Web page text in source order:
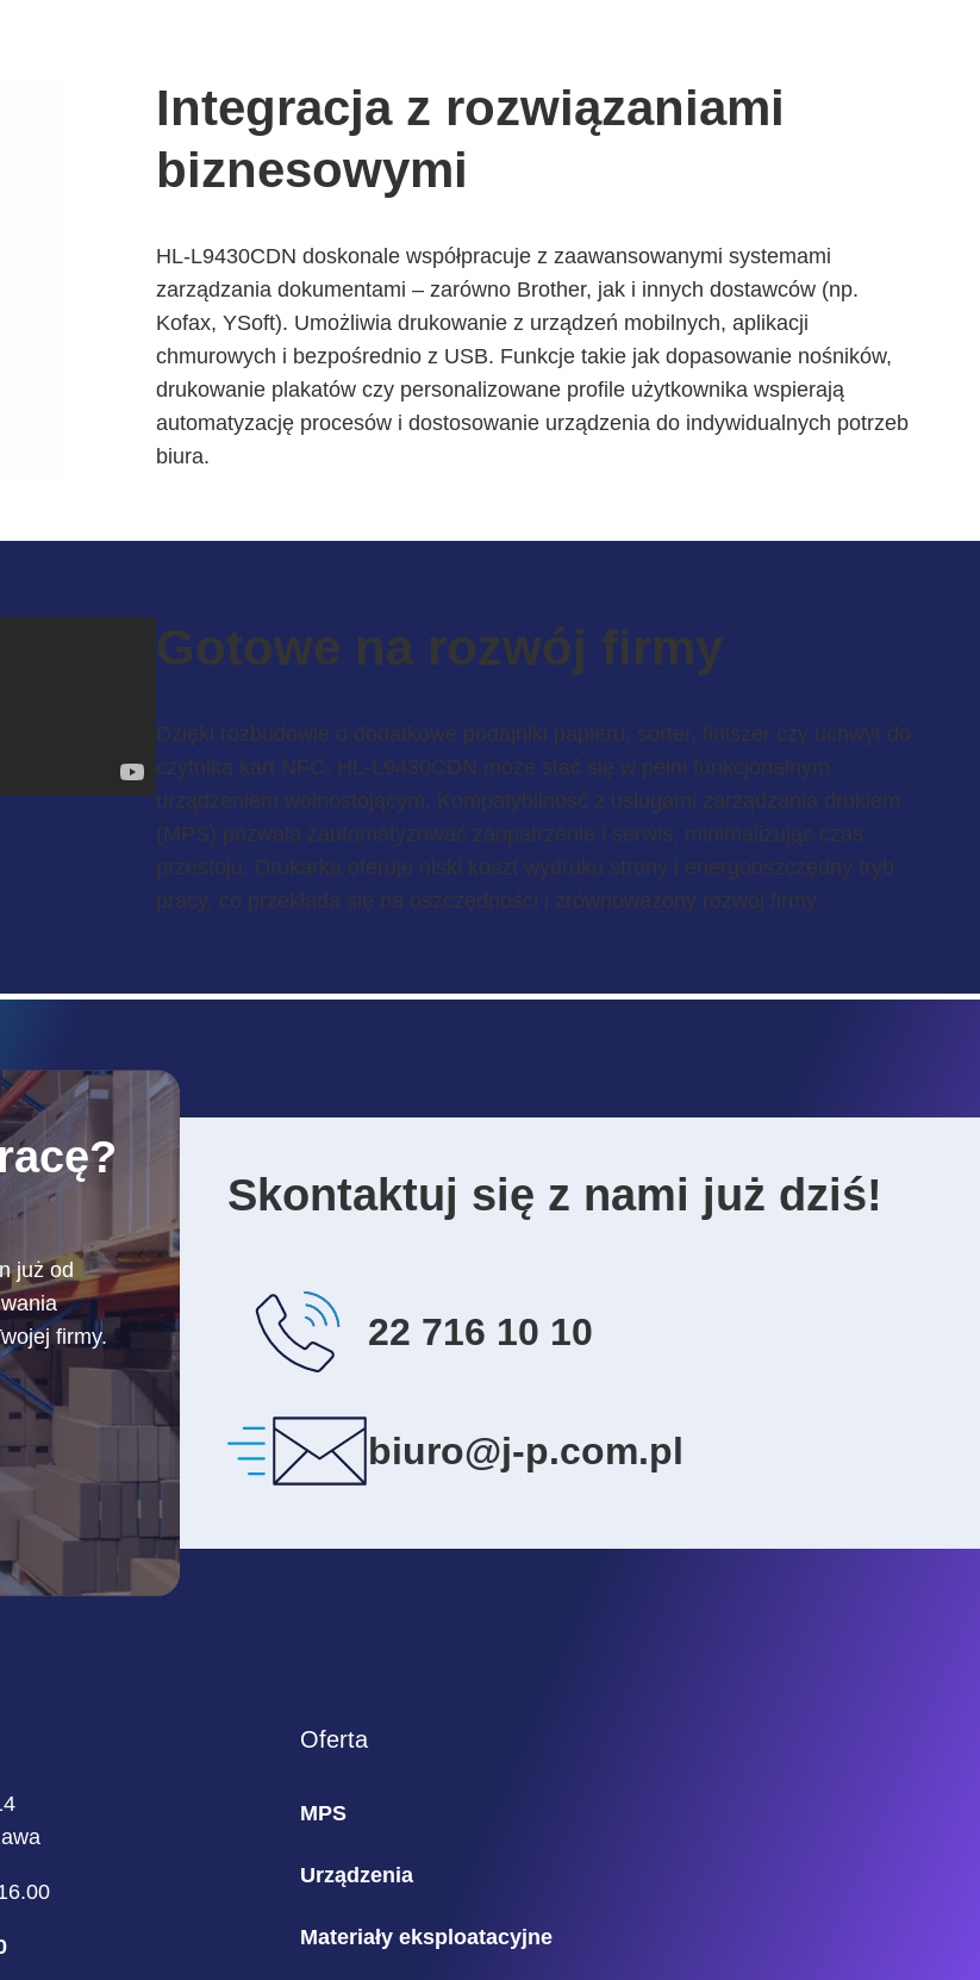
Integracja z rozwiązaniami
biznesowymi
HL-L9430CDN doskonale współpracuje z zaawansowanymi systemami
zarządzania dokumentami – zarówno Brother, jak i innych dostawców (np.
Kofax, YSoft). Umożliwia drukowanie z urządzeń mobilnych, aplikacji
chmurowych i bezpośrednio z USB. Funkcje takie jak dopasowanie nośników,
drukowanie plakatów czy personalizowane profile użytkownika wspierają
automatyzację procesów i dostosowanie urządzenia do indywidualnych potrzeb
biura.
Gotowe na rozwój firmy
Dzięki rozbudowie o dodatkowe podajniki papieru, sorter, finiszer czy uchwyt do
czytnika kart NFC, HL-L9430CDN może stać się w pełni funkcjonalnym
urządzeniem wolnostojącym. Kompatybilność z usługami zarządzania drukiem
(MPS) pozwala zautomatyzować zaopatrzenie i serwis, minimalizując czas
przestoju. Drukarka oferuje niski koszt wydruku strony i energooszczędny tryb
pracy, co przekłada się na oszczędności i zrównoważony rozwój firmy.
już od
firmy.
Skontaktuj się z nami już dziś!
22 716 10 10
biuro@j-p.com.pl
Oferta
MPS
Urządzenia
Materiały eksploatacyjne